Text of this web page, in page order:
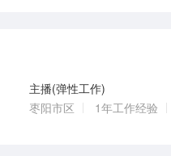
主播(弹性工作)
枣阳市区
1年工作经验